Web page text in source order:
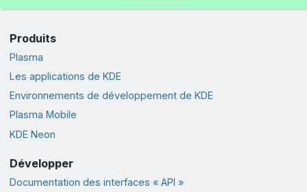
Produits
Plasma
Les applications de KDE
Environnements de développement de KDE
Plasma Mobile
KDE Neon
Développer
Documentation des interfaces « API »